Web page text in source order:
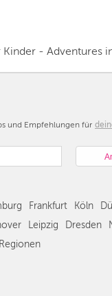
- Adventures
und Empfehlungen für
Frankfurt Köln
Leipzig Dresden